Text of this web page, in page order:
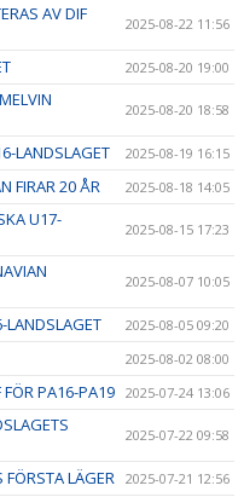
AV DIF
2025-08-22 11:56
2025-08-20 19:00
2025-08-20 18:58
LANDSLAGET 2025-08-19 16:15
FIRAR 20 ÅR 2025-08-18 14:05
U17-
2025-08-15 17:23
2025-08-07 10:05
LANDSLAGET 2025-08-05 09:20
2025-08-02 08:00
FÖR PA16-PA19 2025-07-24 13:06
2025-07-22 09:58
LÄGER 2025-07-21 12:56